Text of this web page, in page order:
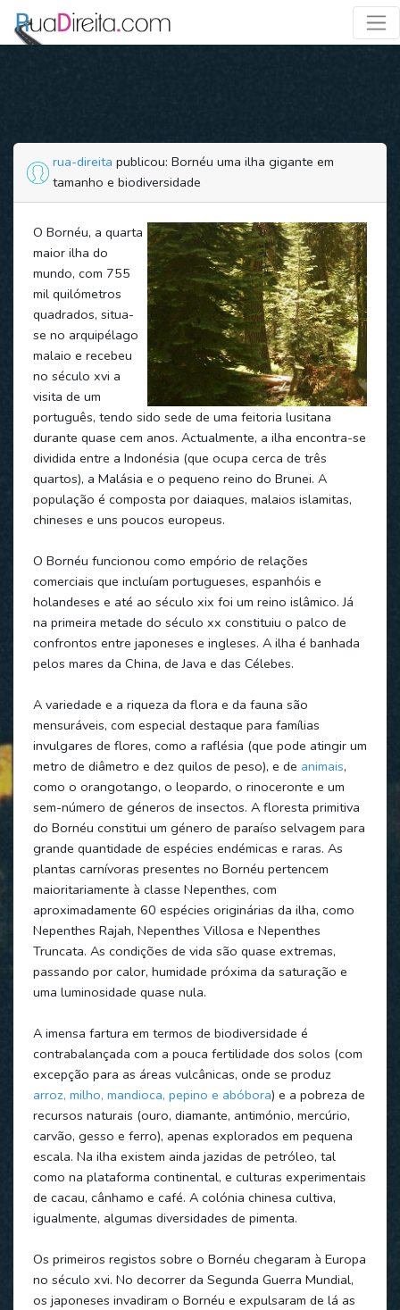
rua-direita publicou: Bornéu uma ilha gigante em
tamanho e biodiversidade
O Bornéu, a quarta
maior ilha do
mundo, com 755
mil quilómetros
quadrados, situa-
se no arquipélago
malaio e recebeu
no século xvi a
visita de um
português, tendo sido sede de uma feitoria lusitana
durante quase cem anos. Actualmente, a ilha encontra-se
dividida entre a Indonésia (que ocupa cerca de três
quartos), a Malásia e o pequeno reino do Brunei. A
população é composta por daiaques, malaios islamitas,
chineses e uns poucos europeus.
O Bornéu funcionou como empório de relações
comerciais que incluíam portugueses, espanhóis e
holandeses e até ao século xix foi um reino islâmico. Já
na primeira metade do século xx constituiu o palco de
confrontos entre japoneses e ingleses. A ilha é banhada
pelos mares da China, de Java e das Célebes.
A variedade e a riqueza da flora e da fauna são
mensuráveis, com especial destaque para famílias
invulgares de flores, como a raflésia (que pode atingir um
metro de diâmetro e dez quilos de peso), e de animais,
como o orangotango, o leopardo, o rinoceronte e um
sem-número de géneros de insectos. A floresta primitiva
do Bornéu constitui um género de paraíso selvagem para
grande quantidade de espécies endémicas e raras. As
plantas carnívoras presentes no Bornéu pertencem
maioritariamente à classe Nepenthes, com
aproximadamente 60 espécies originárias da ilha, como
Nepenthes Rajah, Nepenthes Villosa e Nepenthes
Truncata. As condições de vida são quase extremas,
passando por calor, humidade próxima da saturação e
uma luminosidade quase nula.
A imensa fartura em termos de biodiversidade é
contrabalançada com a pouca fertilidade dos solos (com
excepção para as áreas vulcânicas, onde se produz
arroz, milho, mandioca, pepino e abóbora) e a pobreza de
recursos naturais (ouro, diamante, antimónio, mercúrio,
carvão, gesso e ferro), apenas explorados em pequena
escala. Na ilha existem ainda jazidas de petróleo, tal
como na plataforma continental, e culturas experimentais
de cacau, cânhamo e café. A colónia chinesa cultiva,
igualmente, algumas diversidades de pimenta.
Os primeiros registos sobre o Bornéu chegaram à Europa
no século xvi. No decorrer da Segunda Guerra Mundial,
os japoneses invadiram o Bornéu e expulsaram de lá as